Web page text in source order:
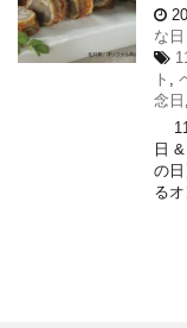
な日
ト
念日
11
日
の
る